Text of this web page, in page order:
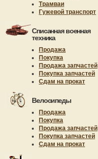
Трамваи
Гужевой транспорт
Списанная военная
техника
Продажа
Покупка
Продажа запчастей
Покупка запчастей
Сдам на прокат
Велосипеды
Продажа
Покупка
Продажа запчастей
Покупка запчастей
Сдам на прокат